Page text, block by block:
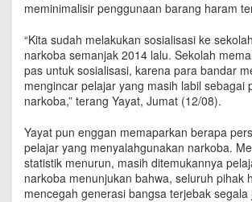
n
N
a
r
k
o
a
d
i
K
o
meminimalisir penggunaan barang haram
“Kita sudah melakukan sosialisasi ke
narkoba semanjak 2014 lalu. Sekolah
pas untuk sosialisasi, karena para bandar
mengincar pelajar yang masih labil sebagai
narkoba,” terang Yayat, Jumat (12/08).
Yayat pun enggan memaparkan berapa
pelajar yang menyalahgunakan narkoba.
statistik menurun, masih ditemukannya
narkoba menunjukan bahwa, seluruh pihak
mencegah generasi bangsa terjebak segala